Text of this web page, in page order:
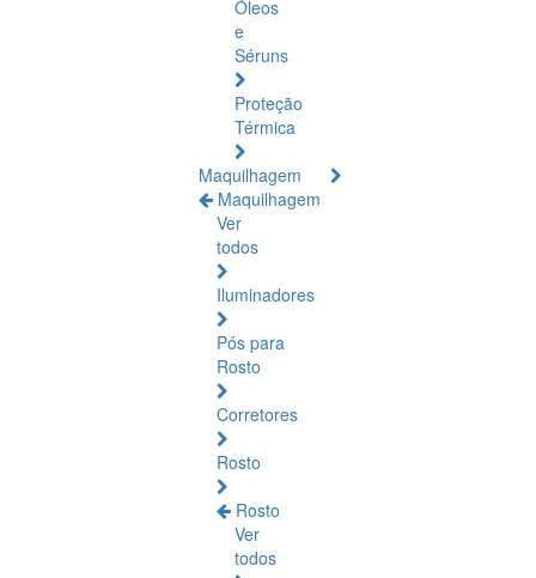
Óleos
e
Séruns
Proteção
Térmica
Maquilhagem
Maquilhagem
Ver
todos
Iluminadores
Pós para
Rosto
Corretores
Rosto
Rosto
Ver
todos